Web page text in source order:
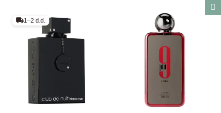
1–2 d.d.